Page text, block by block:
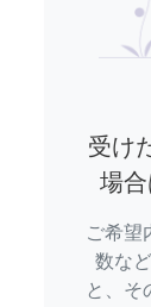
受け
場
ご希望
数な
と、そ